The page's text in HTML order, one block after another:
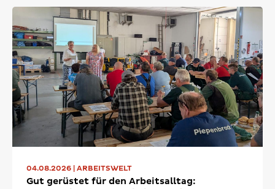
04.08.2026 | ARBEITSWELT
Gut gerüstet für den Arbeitsalltag: